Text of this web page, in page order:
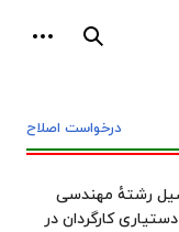
جستجو
درخواست اصلاح
رشتهٔ مهندسی
کارگردان در